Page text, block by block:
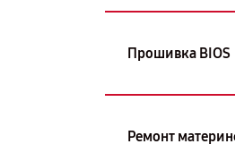
Прошивка BIOS
Ремонт